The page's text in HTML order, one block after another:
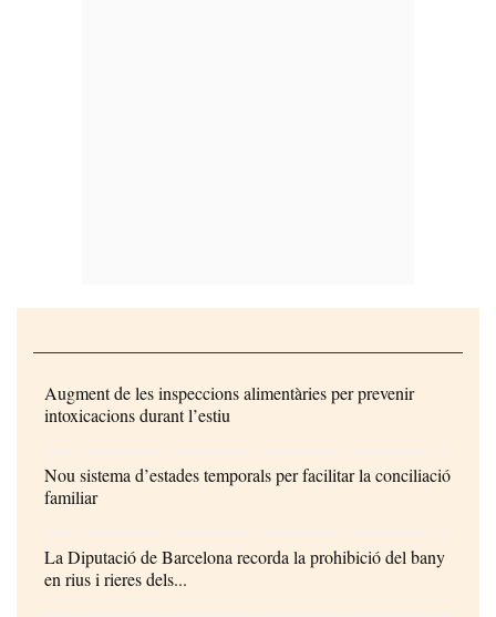
Augment de les inspeccions alimentàries per prevenir
intoxicacions durant l’estiu
Nou sistema d’estades temporals per facilitar la conciliació
familiar
La Diputació de Barcelona recorda la prohibició del bany
en rius i rieres dels...